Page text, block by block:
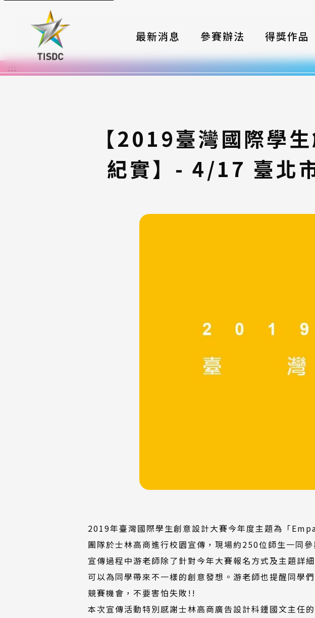
最新消息 參賽辦法
大賽組織
報名格式
評選與獎項
常見問題
得獎作品
:::
【2019臺灣國際學
紀實】- 4/17 臺北
2019年臺灣國際學生創意設計大賽今年度主題為「
團隊於士林高商進行校園宣傳，現場約250位師生一同參
宣傳過程中游老師除了針對今年大賽報名方式及主題詳
可以為同學帶來不一樣的創意發想。游老師也提醒同學
競賽機會，不要害怕失敗!!
本次宣傳活動特別感謝士林高商廣告設計科鍾國文主任